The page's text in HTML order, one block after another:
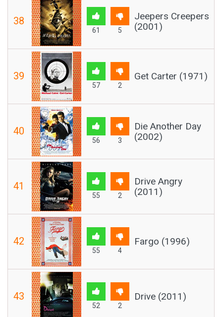
38
61 5
Jeepers Creepers
(2001)
39
57 2
Get Carter (1971)
40
56 3
Die Another Day
(2002)
41
55 2
Drive Angry
(2011)
42
55 4
Fargo (1996)
43
52 2
Drive (2011)